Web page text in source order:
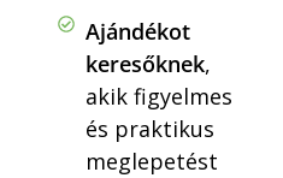
Ajándékot
keresőknek,
akik figyelmes
és praktikus
meglepetést